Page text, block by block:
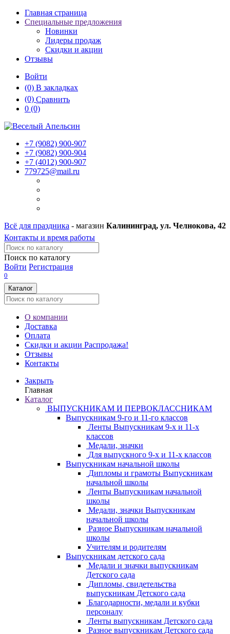
Главная страница
Специальные предложения
Новинки
Лидеры продаж
Скидки и акции
Отзывы
Войти
(0) В закладках
(0) Сравнить
0 (0)
+7 (9082) 900-907
+7 (9082) 900-904
+7 (4012) 900-907
779725@mail.ru
Всё для праздника - магазин Калининград, ул. Челнокова, 42
Контакты и время работы
Поиск по каталогу
Войти Регистрация
0
Каталог
О компании
Доставка
Оплата
Скидки и акции Распродажа!
Отзывы
Контакты
Закрыть
Главная
Каталог
ВЫПУСКНИКАМ И ПЕРВОКЛАССНИКАМ
Выпускникам 9-го и 11-го классов
Ленты Выпускникам 9-х и 11-х
классов
Медали, значки
Для выпускного 9-х и 11-х классов
Выпускникам начальной школы
Дипломы и грамоты Выпускникам
начальной школы
Ленты Выпускникам начальной
школы
Медали, значки Выпускникам
начальной школы
Разное Выпускникам начальной
школы
Учителям и родителям
Выпускникам детского сада
Медали и значки выпускникам
Детского сада
Дипломы, свидетельства
выпускникам Детского сада
Благодарности, медали и кубки
персоналу
Ленты выпускникам Детского сада
Разное выпускникам Детского сада